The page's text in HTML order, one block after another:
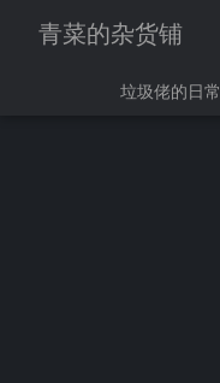
青菜的杂货铺
垃圾佬的日常